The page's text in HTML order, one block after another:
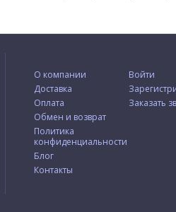
О компании
Доставка
Оплата
Обмен и возврат
Политика
конфиденциальности
Блог
Контакты
Войти
Заказать